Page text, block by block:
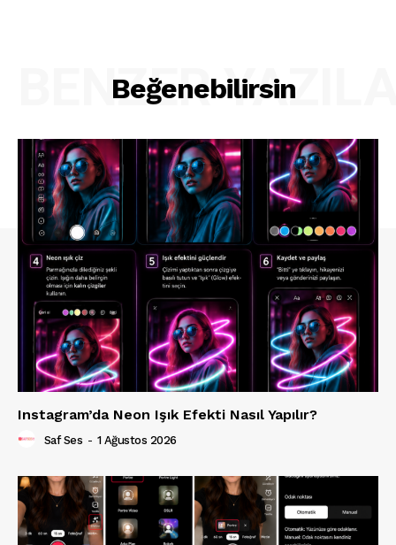
Beğenebilirsin
BENZER
Instagram’da Neon Işık Efekti Nasıl Yapılır?
Saf Ses - 1 Ağustos 2026